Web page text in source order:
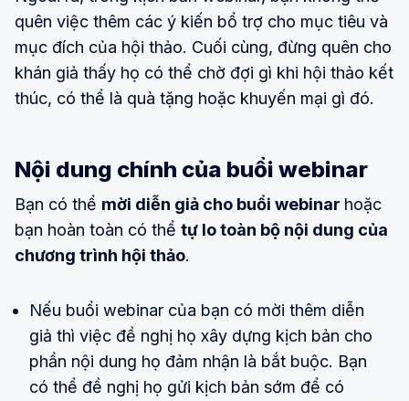
quên việc thêm các ý kiến bổ trợ cho mục tiêu và
mục đích của hội thảo. Cuối cùng, đừng quên cho
khán giả thấy họ có thể chờ đợi gì khi hội thảo kết
thúc, có thể là quà tặng hoặc khuyến mại gì đó.
Nội dung chính của buổi webinar
Bạn có thể mời diễn giả cho buổi webinar hoặc
bạn hoàn toàn có thể tự lo toàn bộ nội dung của
chương trình hội thảo.
Nếu buổi webinar của bạn có mời thêm diễn
giả thì việc đề nghị họ xây dựng kịch bản cho
phần nội dung họ đảm nhận là bắt buộc. Bạn
có thể đề nghị họ gửi kịch bản sớm để có